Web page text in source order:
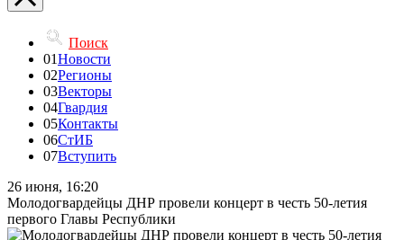
Поиск
01Новости
02Регионы
03Векторы
04Гвардия
05Контакты
06СтИБ
07Вступить
26 июня, 16:20
Молодогвардейцы ДНР провели концерт в честь 50-летия
первого Главы Республики